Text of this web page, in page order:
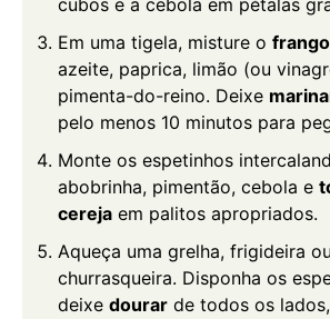
cubos e a cebola em pétalas
Em uma tigela, misture o frango
azeite, paprica, limão (ou
pimenta-do-reino. Deixe
pelo menos 10 minutos para
Monte os espetinhos
abobrinha, pimentão, cebola e
cerejaem palitos apropriados.
Aqueça uma grelha, frigideira ou
churrasqueira. Disponha os
deixe dourarde todos os